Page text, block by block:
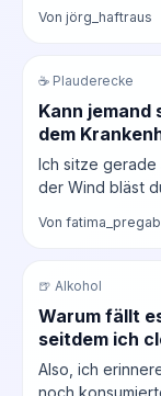
Von jörg_haftraus
☕ Plauderecke
Kann jemand
dem
Ich sitze
der Wind bläst
Von
🍺 Alkohol
Warum fällt
seitdem ich
Also, ich
noch